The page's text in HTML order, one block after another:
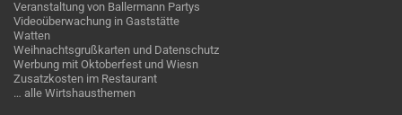
Veranstaltung von Ballermann Partys
Videoüberwachung in Gaststätte
Watten
Weihnachtsgrußkarten und Datenschutz
Werbung mit Oktoberfest und Wiesn
Zusatzkosten im Restaurant
… alle Wirtshausthemen